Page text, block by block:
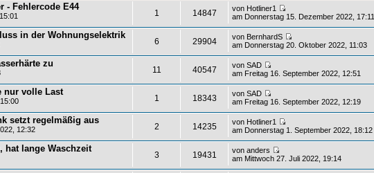
- Fehlercode E44
1 14847 von Hotliner1
am Donnerstag 15. Dezember 2022, 17:11
in der Wohnungselektrik
6 29904 von BernhardS
am Donnerstag 20. Oktober 2022, 11:03
zu
11 40547 vonSAD
am Freitag 16. September 2022, 12:51
nur volle Last
1 18343 vonSAD
am Freitag 16. September 2022, 12:19
setzt regelmäßig aus
12:32 2 14235 von Hotliner1
am Donnerstag 1. September 2022, 18:12
hat lange Waschzeit
3 19431 vonanders
am Mittwoch 27. Juli 2022, 19:14